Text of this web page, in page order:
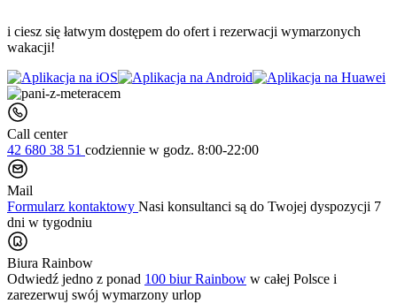
i ciesz się łatwym dostępem do ofert i rezerwacji wymarzonych
wakacji!
Call center
42 680 38 51 codziennie w godz. 8:00-22:00
Mail
Formularz kontaktowy Nasi konsultanci są do Twojej dyspozycji 7
dni w tygodniu
Biura Rainbow
Odwiedź jedno z ponad 100 biur Rainbow w całej Polsce i
zarezerwuj swój wymarzony urlop